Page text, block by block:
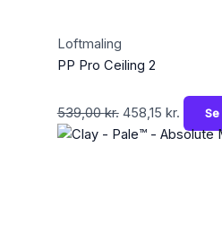
Loftmaling
PP Pro Ceiling 2
539,00kr. 458,15 kr.